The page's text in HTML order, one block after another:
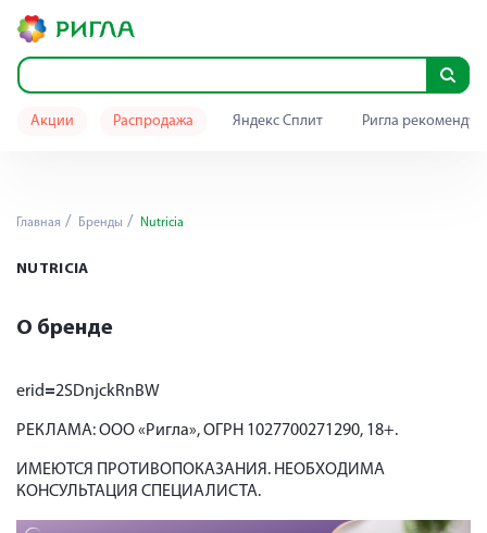
Акции Распродажа Яндекс Сплит Ригла
Главная Бренды Nutricia
NUTRICIA
О бренде
erid=2SDnjckRnBW
РЕКЛАМА: ООО «Ригла», ОГРН 1027700271290, 18+.
ИМЕЮТСЯ ПРОТИВОПОКАЗАНИЯ. НЕОБХОДИМА
КОНСУЛЬТАЦИЯ СПЕЦИАЛИСТА.